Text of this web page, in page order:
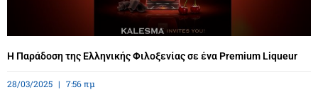
Η Παράδοση της Ελληνικής Φιλοξενίας σε ένα Premium Liqueur
28/03/2025 7:56 πμ